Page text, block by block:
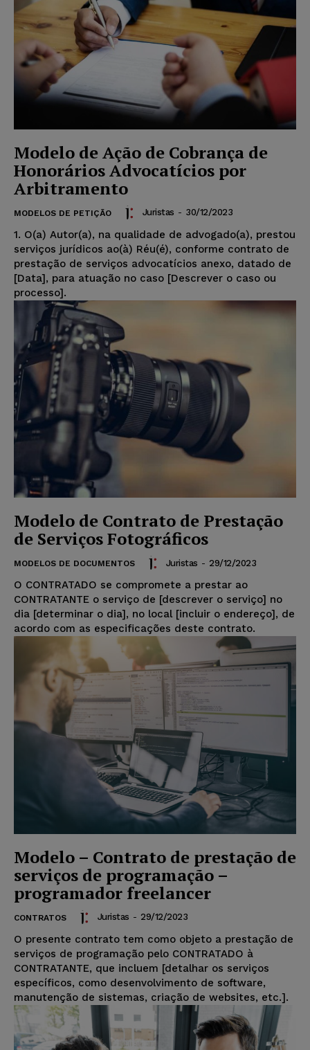
Modelo de Ação de Cobrança de
Honorários Advocatícios por
Arbitramento
MODELOS DE PETIÇÃO Juristas - 30/12/2023
1. O(a) Autor(a), na qualidade de advogado(a), prestou
serviços jurídicos ao(à) Réu(é), conforme contrato de
prestação de serviços advocatícios anexo, datado de
[Data], para atuação no caso [Descrever o caso ou
processo].
Modelo de Contrato de Prestação
de Serviços Fotográficos
MODELOS DE DOCUMENTOS Juristas - 29/12/2023
O CONTRATADO se compromete a prestar ao
CONTRATANTE o serviço de [descrever o serviço] no
dia [determinar o dia], no local [incluir o endereço], de
acordo com as especificações deste contrato.
Modelo – Contrato de prestação de
serviços de programação –
programador freelancer
CONTRATOS Juristas - 29/12/2023
O presente contrato tem como objeto a prestação de
serviços de programação pelo CONTRATADO à
CONTRATANTE, que incluem [detalhar os serviços
específicos, como desenvolvimento de software,
manutenção de sistemas, criação de websites, etc.].